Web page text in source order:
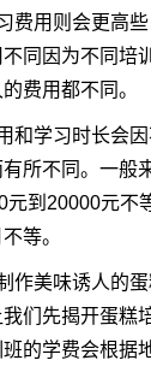
费用则会更高
同因为不同培
费用都不同。
和学习时长会
所不同。一般
元到20000元不
等。
作美味诱人的
们先揭开蛋糕
的学费会根据